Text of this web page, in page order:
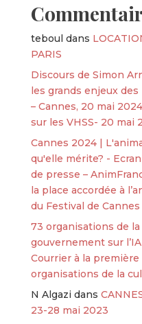
teboul dans
PARIS
Discours de Simon
les grands enjeux
– Cannes, 20 mai
sur les VHSS- 20 mai
Cannes 2024 |
qu'elle mérite? -
de presse –
la place accordée à
du Festival de
73 organisations de
gouvernement sur
Courrier à la
organisations de la
N Algazi dans
23-28 mai 2023